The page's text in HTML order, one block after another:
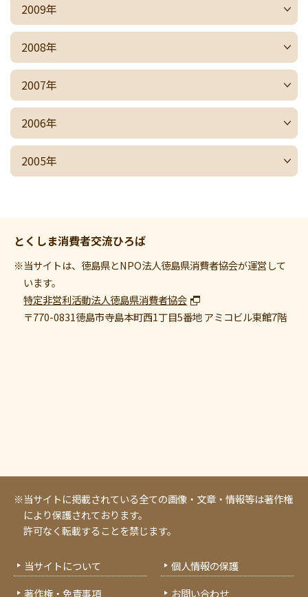
2009年
2008年
2007年
2006年
2005年
とくしま消費者交流ひろば
※当サイトは、徳島県とNPO法人徳島県消費者協会が運営して
います。
特定非営利活動法人徳島県消費者協会
〒770-0831徳島市寺島本町西1丁目5番地 アミコビル東館7階
※当サイトに掲載されている全ての画像・文章・情報等は著作権
により保護されております。
許可なく転載することを禁じます。
当サイトについて
個人情報の保護
著作権・免責事項
お問い合わせ